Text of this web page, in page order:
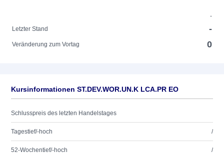
-
Letzter Stand
-
Veränderung zum Vortag 0
Kursinformationen ST.DEV.WOR.UN.K LCA.PR EO
Schlusspreis des letzten Handelstages
Tagestief/-hoch /
52-Wochentief/-hoch /